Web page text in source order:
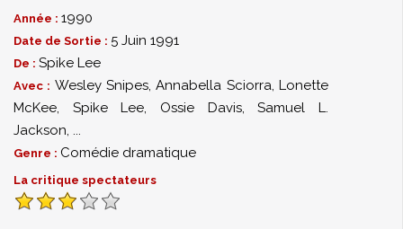
Année : 1990
Date de Sortie : 5 Juin 1991
De : Spike Lee
Avec : Wesley Snipes,Annabella Sciorra,Lonette
McKee, Spike Lee, Ossie Davis,Samuel L.
Jackson, ...
Genre : Comédie dramatique
La critique spectateurs